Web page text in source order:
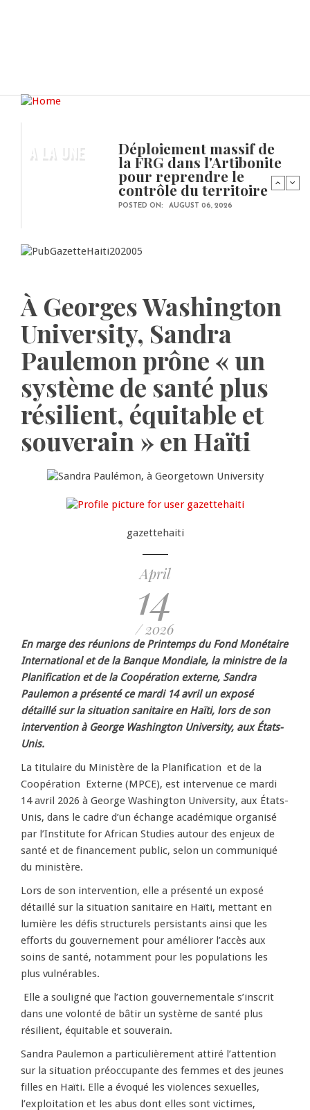
A LA UNE Déploiement massif de
la FRG dans l'Artibonite
pour reprendre le
contrôle du territoire
POSTED ON: AUGUST 06, 2026
À Georges Washington
University, Sandra
Paulemon prône « un
système de santé plus
résilient, équitable et
souverain » en Haïti
gazettehaiti
April
14
/ 2026
En marge des réunions de Printemps du Fond Monétaire
International et de la Banque Mondiale, la ministre de la
Planification et de la Coopération externe, Sandra
Paulemon a présenté ce mardi 14 avril un exposé
détaillé sur la situation sanitaire en Haïti, lors de son
intervention à George Washington University, aux États-
Unis.
La titulaire du Ministère de la Planification et de la
Coopération Externe (MPCE), est intervenue ce mardi
14 avril 2026 à George Washington University, aux États-
Unis, dans le cadre d’un échange académique organisé
par l’Institute for African Studies autour des enjeux de
santé et de financement public, selon un communiqué
du ministère.
Lors de son intervention, elle a présenté un exposé
détaillé sur la situation sanitaire en Haïti, mettant en
lumière les défis structurels persistants ainsi que les
efforts du gouvernement pour améliorer l’accès aux
soins de santé, notamment pour les populations les
plus vulnérables.
Elle a souligné que l’action gouvernementale s’inscrit
dans une volonté de bâtir un système de santé plus
résilient, équitable et souverain.
Sandra Paulemon a particulièrement attiré l’attention
sur la situation préoccupante des femmes et des jeunes
filles en Haïti. Elle a évoqué les violences sexuelles,
l’exploitation et les abus dont elles sont victimes,